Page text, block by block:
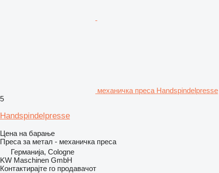
механичка преса Handspindelpresse
5
Handspindelpresse
Цена на барање
Преса за метал - механичка преса
Германија, Cologne
KW Maschinen GmbH
Контактирајте го продавачот